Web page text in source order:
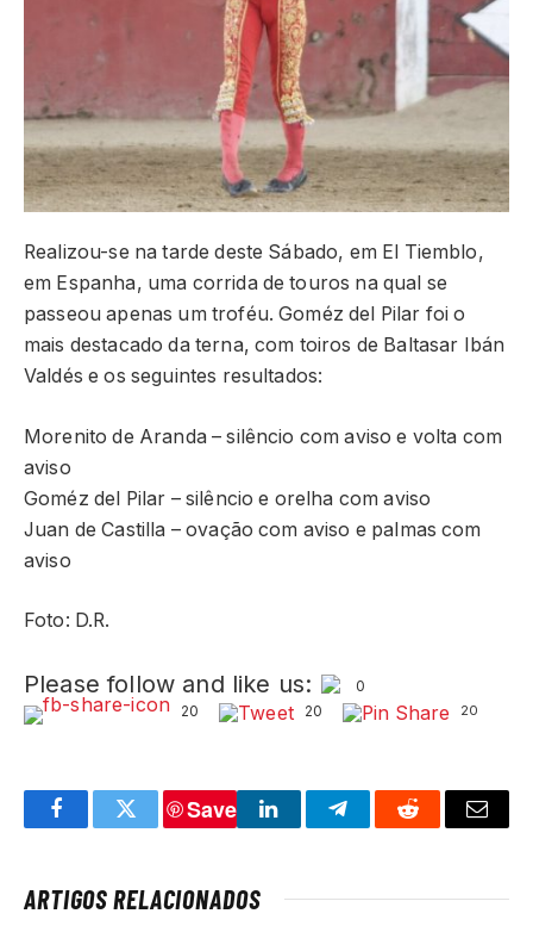
Realizou-se na tarde deste Sábado, em El Tiemblo,
em Espanha, uma corrida de touros na qual se
passeou apenas um troféu. Goméz del Pilar foi o
mais destacado da terna, com toiros de Baltasar Ibán
Valdés e os seguintes resultados:
Morenito de Aranda – silêncio com aviso e volta com
aviso
Goméz del Pilar – silêncio e orelha com aviso
Juan de Castilla – ovação com aviso e palmas com
aviso
Foto: D.R.
Please follow and like us:
0
20
20 20
FacebookTwitter
Save
LinkedInTelegramReddit Email
ARTIGOS RELACIONADOS